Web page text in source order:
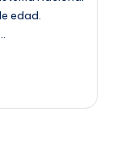
edad.